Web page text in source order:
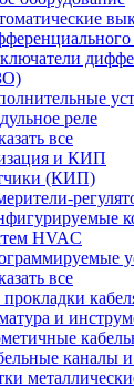
реле
все
и КИП
(КИП)
HVAC
все
и
каналы и